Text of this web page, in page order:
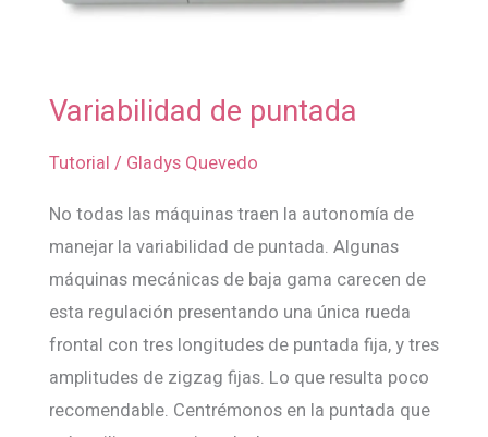
Variabilidad de puntada
Tutorial / Gladys Quevedo
No todas las máquinas traen la autonomía de
manejar la variabilidad de puntada. Algunas
máquinas mecánicas de baja gama carecen de
esta regulación presentando una única rueda
frontal con tres longitudes de puntada fija, y tres
amplitudes de zigzag fijas. Lo que resulta poco
recomendable. Centrémonos en la puntada que
Variabilidad
puntada